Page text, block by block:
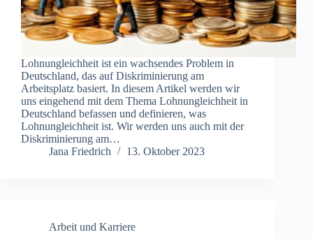
Lohnungleichheit ist ein wachsendes Problem in
Deutschland, das auf Diskriminierung am
Arbeitsplatz basiert. In diesem Artikel werden wir
uns eingehend mit dem Thema Lohnungleichheit in
Deutschland befassen und definieren, was
Lohnungleichheit ist. Wir werden uns auch mit der
Diskriminierung am…
Jana Friedrich
13. Oktober 2023
Arbeit und Karriere